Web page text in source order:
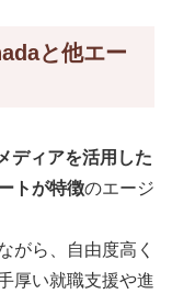
と他エー
ディアを活用した
トが特徴のエージ
がら、自由度高く
厚い就職支援や進